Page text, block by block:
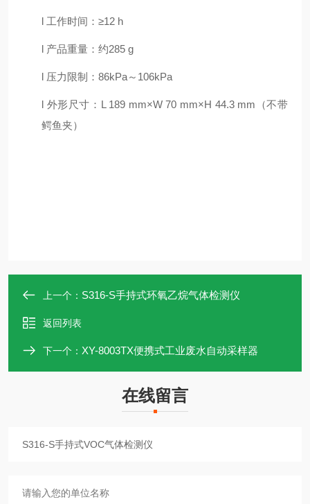
l 工作时间： ≥12 h
l 产品重量：约285 g
l 压力限制： 86kPa～106kPa
l 外形尺寸： L 189 mm×W 70 mm×H 44.3 mm（不带
鳄鱼夹）
上一个： S316-S手持式环氧乙烷气体检测仪
返回列表
下一个： XY-8003TX便携式工业废水自动采样器
在线留言